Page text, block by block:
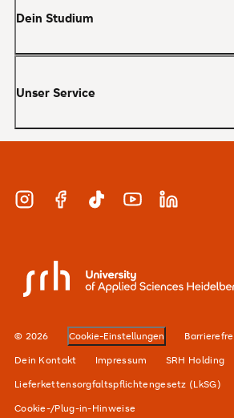
Dein Studium
Master
MBA
Duales Studium
Unser Service
Bewerbung und Zulassung
Finanzierung
Unsere Standorte
Für Unternehmen
InstagramFacebookTikTok YouTubeLinkedIn
SRH University
© 2026 Cookie-Einstellungen
Dein Kontakt
Impressum
SRH Holding
Lieferkettensorgfaltspflichtengesetz (LkSG)
Cookie-/Plug-in-Hinweise